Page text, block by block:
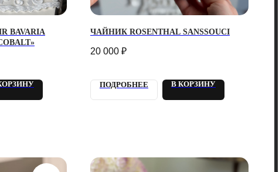
BAVARIA
ЧАЙНИК ROSENTHAL SANSSOUCI
20 000 ₽
ПОДРОБНЕЕ В КОРЗИНУ